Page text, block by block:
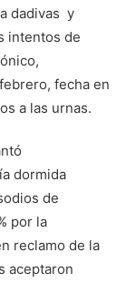
dadivas y
intentos de
fecha en
a las urnas.
dormida
de
por la
reclamo de la
aceptaron